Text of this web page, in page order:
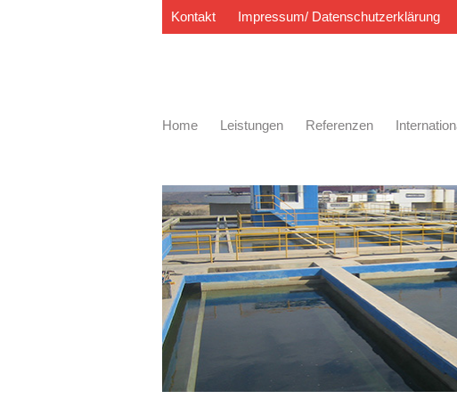
Kontakt Impressum/ Datenschutzerklärung
Home Leistungen Referenzen